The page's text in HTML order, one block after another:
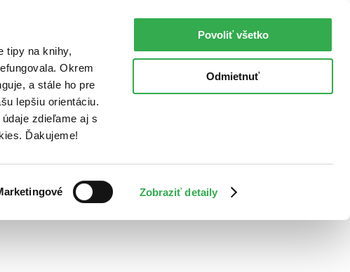
tipy na knihy,
Okrem
a stále ho pre
lepšiu orientáciu.
zdieľame aj s
Ďakujeme!
Zobraziť detaily
Povoliť všetko
Odmietnuť